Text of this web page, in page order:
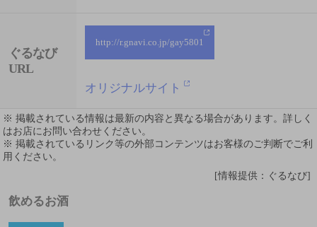
ぐるなび
URL
http://r.gnavi.co.jp/gay5801
オリジナルサイト
※ 掲載されている情報は最新の内容と異なる場合があります。詳しく
はお店にお問い合わせください。
※ 掲載されているリンク等の外部コンテンツはお客様のご判断でご利
用ください。
[情報提供：ぐるなび]
飲めるお酒